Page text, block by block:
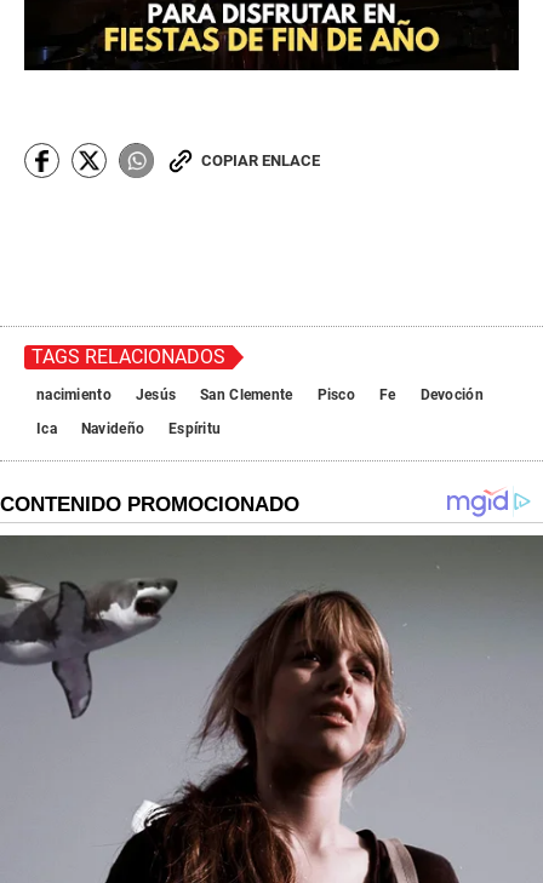
COPIAR ENLACE
TAGS RELACIONADOS
nacimiento Jesús San Clemente Pisco Fe
Devoción
Ica
Navideño Espíritu